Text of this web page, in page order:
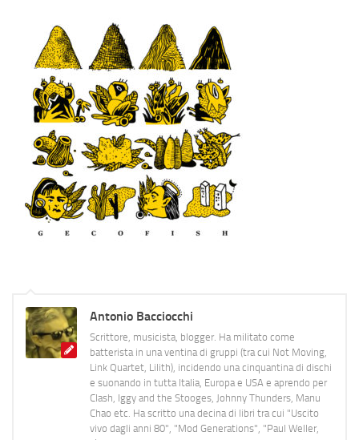
Antonio Bacciocchi
Scrittore, musicista, blogger. Ha militato come
batterista in una ventina di gruppi (tra cui Not Moving,
Link Quartet, Lilith), incidendo una cinquantina di dischi
e suonando in tutta Italia, Europa e USA e aprendo per
Clash, Iggy and the Stooges, Johnny Thunders, Manu
Chao etc. Ha scritto una decina di libri tra cui "Uscito
vivo dagli anni 80", "Mod Generations", "Paul Weller,